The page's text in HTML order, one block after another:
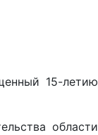
15-летию
области